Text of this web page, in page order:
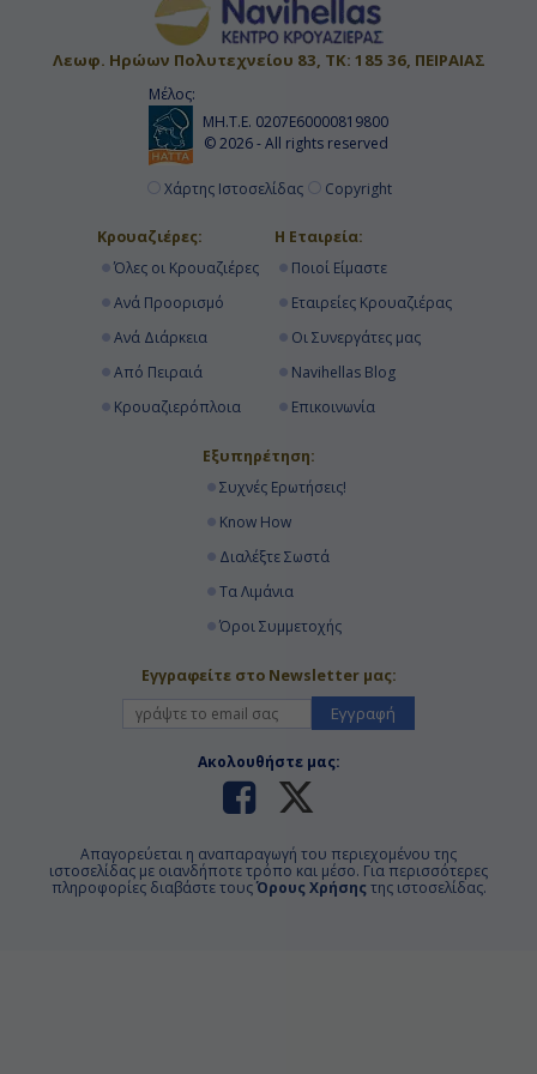
Λεωφ. Ηρώων Πολυτεχνείου 83, ΤΚ: 185 36, ΠΕΙΡΑΙΑΣ
Μέλος:
ΜΗ.Τ.Ε. 0207Ε60000819800
© 2026 - All rights reserved
Χάρτης Ιστοσελίδας Copyright
Κρουαζιέρες:
Όλες οι Κρουαζιέρες
Ανά Προορισμό
Ανά Διάρκεια
Από Πειραιά
Κρουαζιερόπλοια
Η Εταιρεία:
Ποιοί Είμαστε
Εταιρείες Κρουαζιέρας
Οι Συνεργάτες μας
Navihellas Blog
Επικοινωνία
Εξυπηρέτηση:
Συχνές Ερωτήσεις!
Know How
Διαλέξτε Σωστά
Τα Λιμάνια
Όροι Συμμετοχής
Εγγραφείτε στο Newsletter μας:
Εγγραφή
Ακολουθήστε μας:
Απαγορεύεται η αναπαραγωγή του περιεχομένου της
ιστοσελίδας με οιανδήποτε τρόπο και μέσο. Για περισσότερες
πληροφορίες διαβάστε τουςΌρους Χρήσης της ιστοσελίδας.